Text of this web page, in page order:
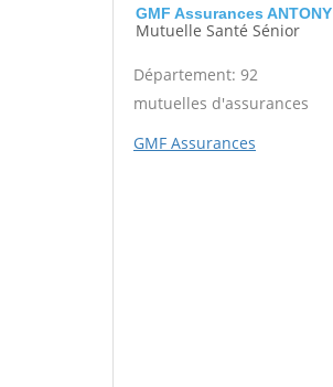
GMF Assurances ANTONY
Mutuelle Santé Sénior
Département: 92
mutuelles d'assurances
GMF Assurances